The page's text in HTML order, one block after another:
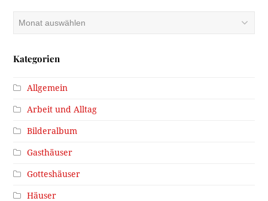
Kategorien
Allgemein
Arbeit und Alltag
Bilderalbum
Gasthäuser
Gotteshäuser
Häuser